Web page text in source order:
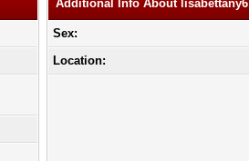
Additional Info About lisabettany6
Sex:
Location: